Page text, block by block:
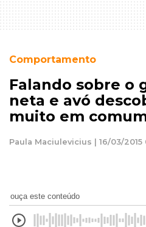
Comportamento
Falando sobre o
neta e avó
muito em
Paula Maciulevicius | 16/03/2015
ouça este conteúdo